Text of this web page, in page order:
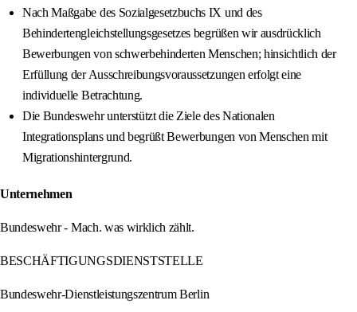
Nach Maßgabe des Sozialgesetzbuchs IX und des
Behindertengleichstellungsgesetzes begrüßen wir ausdrücklich
Bewerbungen von schwerbehinderten Menschen; hinsichtlich der
Erfüllung der Ausschreibungsvoraussetzungen erfolgt eine
individuelle Betrachtung.
Die Bundeswehr unterstützt die Ziele des Nationalen
Integrationsplans und begrüßt Bewerbungen von Menschen mit
Migrationshintergrund.
Unternehmen
Bundeswehr - Mach. was wirklich zählt.
BESCHÄFTIGUNGSDIENSTSTELLE
Bundeswehr-Dienstleistungszentrum Berlin